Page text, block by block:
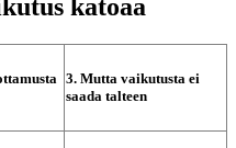
katoaa
3. Mutta vaikutusta ei
saada talteen